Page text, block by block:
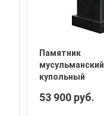
Памятник
мусульманский
купольный
53 900 руб.